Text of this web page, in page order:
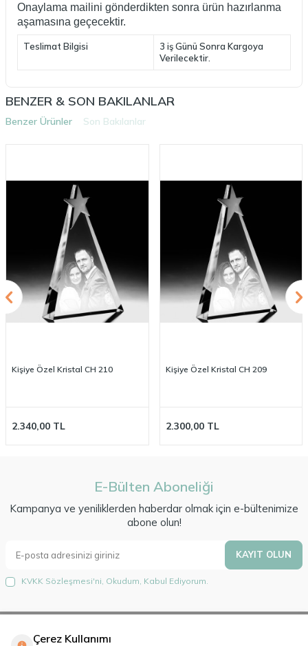
Onaylama mailini gönderdikten sonra ürün hazırlanma
aşamasına geçecektir.
Teslimat Bilgisi
3 iş Günü Sonra Kargoya
Verilecektir.
BENZER & SON BAKILANLAR
Benzer Ürünler Son Bakılanlar
Kişiye Özel Kristal CH 210
2.340,00 TL
Kişiye Özel Kristal CH 209
2.300,00TL
E-Bülten Aboneliği
Kampanya ve yeniliklerden haberdar olmak için e-bültenimize
abone olun!
KAYIT OLUN
KVKK Sözleşmesi'ni , Okudum, Kabul Ediyorum.
Hakkımızda
Çerez Kullanımı